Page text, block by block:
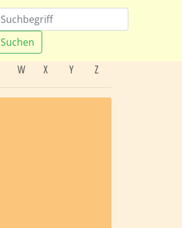
Suchen
W X Y Z